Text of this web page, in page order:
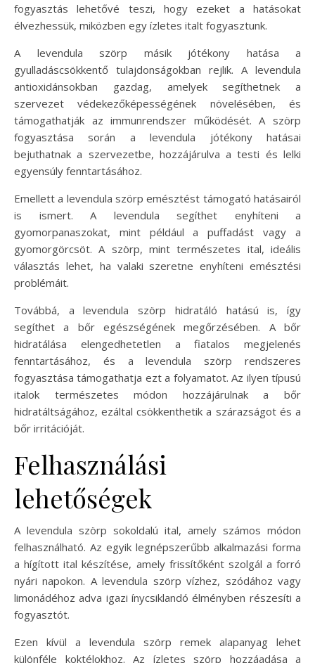
fogyasztás lehetővé teszi, hogy ezeket a hatásokat
élvezhessük, miközben egy ízletes italt fogyasztunk.
A levendula szörp másik jótékony hatása a
gyulladáscsökkentő tulajdonságokban rejlik. A levendula
antioxidánsokban gazdag, amelyek segíthetnek a
szervezet védekezőképességének növelésében, és
támogathatják az immunrendszer működését. A szörp
fogyasztása során a levendula jótékony hatásai
bejuthatnak a szervezetbe, hozzájárulva a testi és lelki
egyensúly fenntartásához.
Emellett a levendula szörp emésztést támogató hatásairól
is ismert. A levendula segíthet enyhíteni a
gyomorpanaszokat, mint például a puffadást vagy a
gyomorgörcsöt. A szörp, mint természetes ital, ideális
választás lehet, ha valaki szeretne enyhíteni emésztési
problémáit.
Továbbá, a levendula szörp hidratáló hatású is, így
segíthet a bőr egészségének megőrzésében. A bőr
hidratálása elengedhetetlen a fiatalos megjelenés
fenntartásához, és a levendula szörp rendszeres
fogyasztása támogathatja ezt a folyamatot. Az ilyen típusú
italok természetes módon hozzájárulnak a bőr
hidratáltságához, ezáltal csökkenthetik a szárazságot és a
bőr irritációját.
Felhasználási
lehetőségek
A levendula szörp sokoldalú ital, amely számos módon
felhasználható. Az egyik legnépszerűbb alkalmazási forma
a hígított ital készítése, amely frissítőként szolgál a forró
nyári napokon. A levendula szörp vízhez, szódához vagy
limonádéhoz adva igazi ínycsiklandó élményben részesíti a
fogyasztót.
Ezen kívül a levendula szörp remek alapanyag lehet
különféle koktélokhoz. Az ízletes szörp hozzáadása a